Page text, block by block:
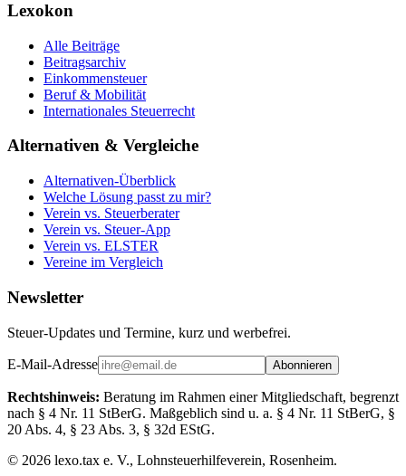
Lexokon
Alle Beiträge
Beitragsarchiv
Einkommensteuer
Beruf & Mobilität
Internationales Steuerrecht
Alternativen & Vergleiche
Alternativen-Überblick
Welche Lösung passt zu mir?
Verein vs. Steuerberater
Verein vs. Steuer-App
Verein vs. ELSTER
Vereine im Vergleich
Newsletter
Steuer-Updates und Termine, kurz und werbefrei.
E-Mail-Adresse Abonnieren
Rechtshinweis: Beratung im Rahmen einer Mitgliedschaft, begrenzt
nach § 4 Nr. 11 StBerG. Maßgeblich sind u. a. § 4 Nr. 11 StBerG, §
20 Abs. 4, § 23 Abs. 3, § 32d EStG.
© 2026 lexo.tax e. V., Lohnsteuerhilfeverein, Rosenheim.